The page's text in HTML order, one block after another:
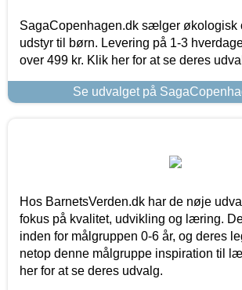
SagaCopenhagen.dk sælger økologisk
udstyr til børn. Levering på 1-3
over 499 kr. Klik her for at se deres
Se udvalget på
Hos BarnetsVerden.dk har de nøje
fokus på kvalitet, udvikling og læring.
inden for målgruppen 0-6 år, og deres
netop denne målgruppe inspiration til
her for at se deres udvalg.